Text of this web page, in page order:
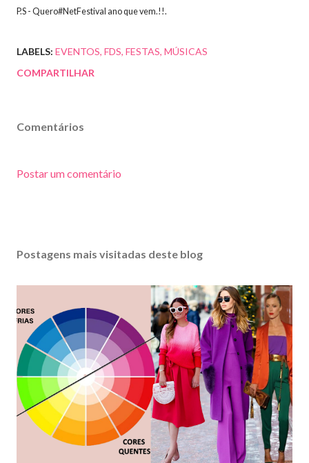
P.S - Quero#NetFestival ano que vem.!!.
LABELS: EVENTOS FDS FESTAS MÚSICAS
COMPARTILHAR
Comentários
Postar um comentário
Postagens mais visitadas deste blog